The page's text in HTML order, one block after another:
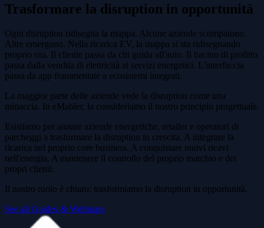
Trasformare la disruption in opportunità
Ogni disruption ridisegna la mappa. Alcune aziende scompaiono.
Altre emergono. Nella ricarica EV, la mappa si sta ridisegnando
proprio ora. Il cliente passa da chi guida all'auto. Il bacino di profitto
passa dalla vendita di elettricità ai servizi energetici. L'interfaccia
passa da app frammentate a ecosistemi integrati.
La maggior parte delle aziende vede la disruption come una
minaccia. In eMabler, la consideriamo il nostro principio progettuale.
Esistiamo per aiutare aziende energetiche, retailer e operatori di
parcheggi a trasformare la disruption in crescita. A integrare la
ricarica nel proprio core business. A conquistare nuovi ricavi
nell'energia. A mantenere il controllo del proprio marchio e dei
propri clienti.
Il nostro ruolo è chiaro: trasformiamo la disruption in opportunità.
See all Guides & Webinars